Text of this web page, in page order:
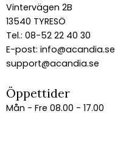
Vintervägen 2B
13540 TYRESÖ
Tel.: 08-52 22 40 30
E-post: info@acandia.se
support@acandia.se
Öppettider
Mån - Fre 08.00 - 17.00